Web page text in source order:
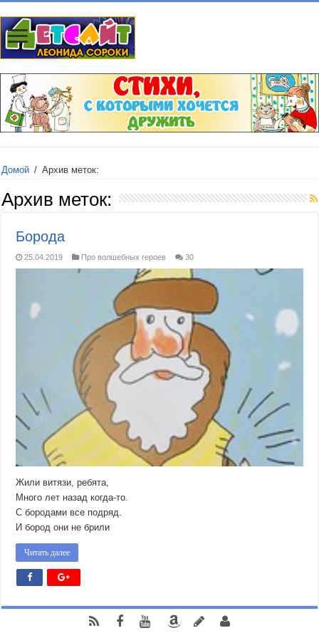
Домой / Архив меток:
Архив меток:
Борода
25.04.2019 Про волшебных героев 30
Жили витязи, ребята,
Много лет назад когда-то.
С бородами все подряд.
И бород они не брили
Читать далее